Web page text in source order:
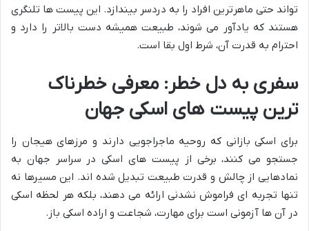
تواند حتی ماهرترین افراد را به دردسر بیندازد. این پیست ها تلنگری
هستند که یادآور می شوند، طبیعت همیشه دست بالاتر را دارد و
احترام به قدرت آن، شرط اول بقا است.
سفری به دل خطر: معرفی خطرناک
ترین پیست های اسکی جهان
برای اسکی بازانی که روحیه ماجراجویی دارند و مرزهای هیجان را
جستجو می کنند، برخی از پیست های اسکی در سراسر جهان به
نمادهایی از چالش و قدرت طبیعت تبدیل شده اند. این مسیرها نه
تنها تجربه ای فراموش نشدنی ارائه می دهند، بلکه هر لحظه اسکی
در آن ها آزمونی است برای مهارت، شجاعت و اراده اسکی باز.